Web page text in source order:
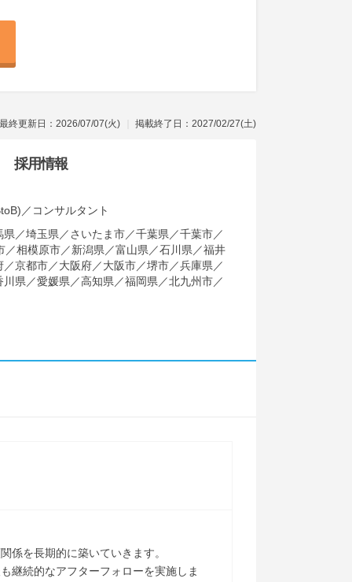
最終更新日：2026/07/07(火) 掲載終了日：2027/02/27(土)
採用情報
／コンサルタント
／埼玉県／さいたま市／千葉県／千葉市／
相模原市／新潟県／富山県／石川県／福井
京都市／大阪府／大阪市／堺市／兵庫県／
県／愛媛県／高知県／福岡県／北九州市／
係を長期的に築いていきます。
継続的なアフターフォローを実施しま